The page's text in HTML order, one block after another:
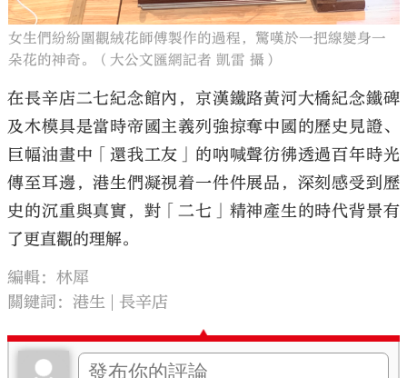
女生們紛紛圍觀絨花師傅製作的過程，驚嘆於一把線變身一
朵花的神奇。（大公文匯網記者 凱雷 攝）
在長辛店二七紀念館內，京漢鐵路黃河大橋紀念鐵碑
及木模具是當時帝國主義列強掠奪中國的歷史見證、
巨幅油畫中「還我工友」的吶喊聲彷彿透過百年時光
傳至耳邊，港生們凝視着一件件展品，深刻感受到歷
史的沉重與真實，對「二七」精神產生的時代背景有
了更直觀的理解。
編輯：林犀
關鍵詞：港生 長辛店